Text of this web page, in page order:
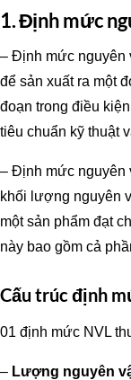
1. Định mức
– Định mức nguyên
để sản xuất ra một
đoạn trong điều
tiêu chuẩn kỹ thuật
– Định mức nguyên
khối lượng nguyên
một sản phẩm đạt
này bao gồm cả
Cấu trúc định
01 định mức NVL
– Lượng nguyên